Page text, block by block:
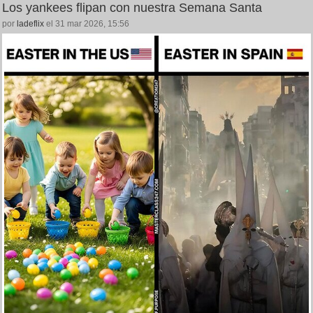
Los yankees flipan con nuestra Semana Santa
por ladeflix el 31 mar 2026, 15:56